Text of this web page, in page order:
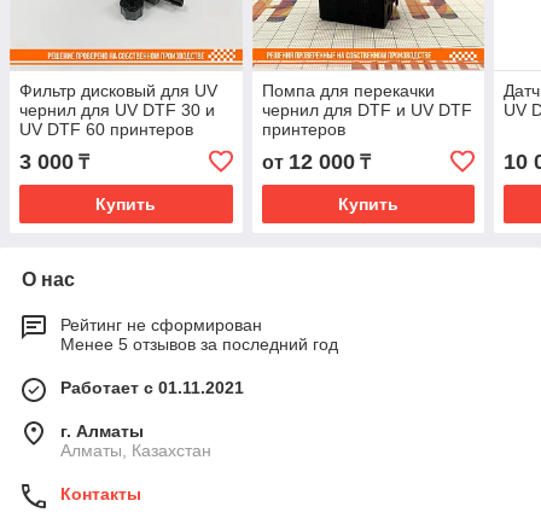
Фильтр дисковый для UV
чернил для UV DTF 30 и
UV DTF 60 принтеров
3 000 ₸
Купить
Помпа для перекачки
чернил для DTF и UV DTF
принтеров
от 12 000₸
Купить
UV
10
О нас
Рейтинг не сформирован
Менее 5 отзывов за последний год
Работает с 01.11.2021
г. Алматы
Алматы, Казахстан
Контакты